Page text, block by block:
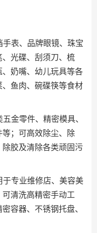
表、品牌眼镜、珠宝
光碟、刮须刀、梳
奶嘴、幼儿玩具等各
鱼肉、碗碟筷等食材
金零件、精密模具、
；可高效除尘、除
胶及清除各类顽固污
专业维修店、美容美
清洗高精密手动工
容器、不锈钢托盘、